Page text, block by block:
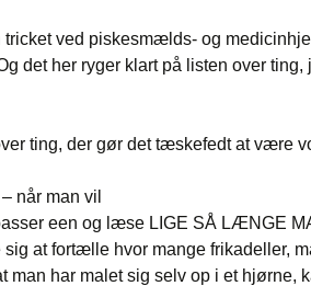
ved piskesmælds- og
det her ryger klart på listen over ting,
ting, der gør det tæskefedt at være
når man vil
een og læse LIGE SÅ LÆNGE
at fortælle hvor mange frikadeller,
man har malet sig selv op i et hjørne,